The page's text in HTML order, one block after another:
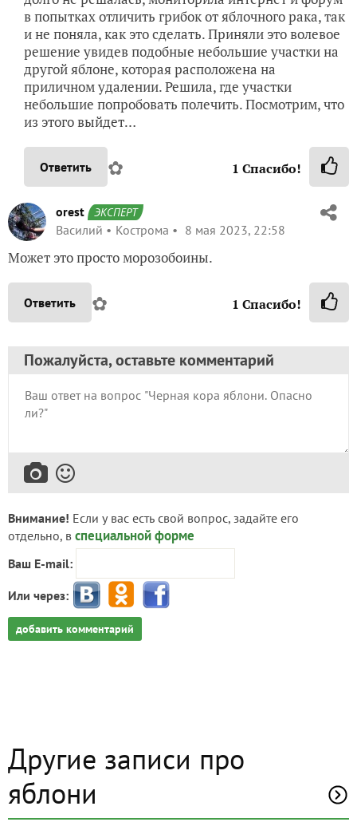
в попытках отличить грибок от яблочного рака, так
и не поняла, как это сделать. Приняли это волевое
решение увидев подобные небольшие участки на
другой яблоне, которая расположена на
приличном удалении. Решила, где участки
небольшие попробовать полечить. Посмотрим, что
из этого выйдет…
Ответить ✿ 1 Спасибо!
orest ЭКСПЕРТ
Василий Кострома 8 мая 2023, 22:58
Может это просто морозобоины.
Ответить ✿ 1 Спасибо!
Пожалуйста, оставьте комментарий
Внимание! Если у вас есть свой вопрос, задайте его
отдельно, в специальной форме
Ваш E-mail:
Или через:
добавить комментарий
Другие записи про
яблони